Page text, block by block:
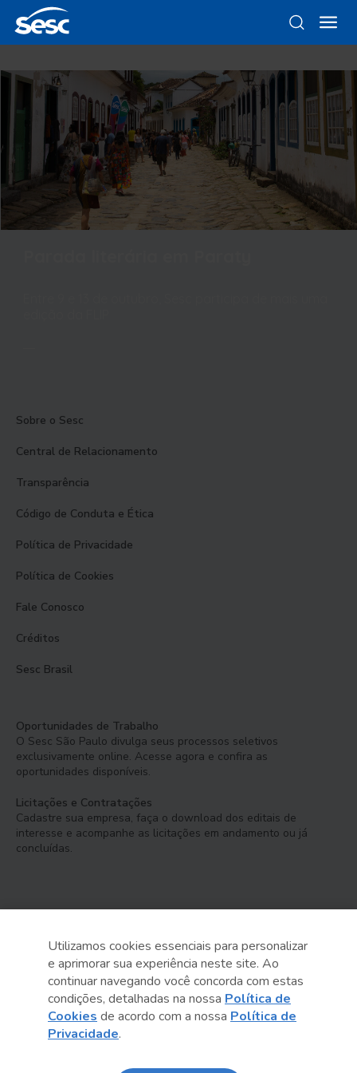
Sobre o Sesc
Central de Relacionamento
Transparência
Código de Conduta e Ética
Política de Privacidade
Política de Cookies
Fale Conosco
Créditos
Sesc Brasil
Oportunidades de Trabalho
O Sesc São Paulo divulga seus processos seletivos
exclusivamente online. Acesse agora e confira as
oportunidades disponíveis.
Licitações e Contratações
Cadastre sua empresa, faça o download dos editais de
interesse e acompanhe as licitações em andamento ou já
concluídas.
Serviço Social do Comércio
Administração Regional no Estado de São Paulo
Sesc São Paulo por aí:
Utilizamos cookies essenciais para personalizar
e aprimorar sua experiência neste site. Ao
continuar navegando você concorda com estas
condições, detalhadas na nossa Política de
Cookies de acordo com a nossa Política de
Privacidade.